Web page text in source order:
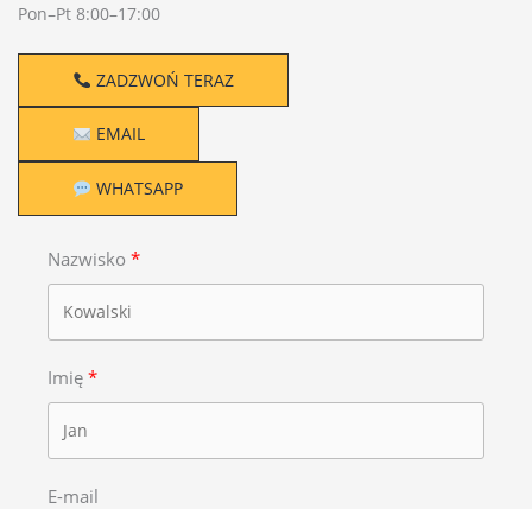
Pon–Pt 8:00–17:00
ZADZWOŃ TERAZ
EMAIL
WHATSAPP
Nazwisko
Imię
E-mail